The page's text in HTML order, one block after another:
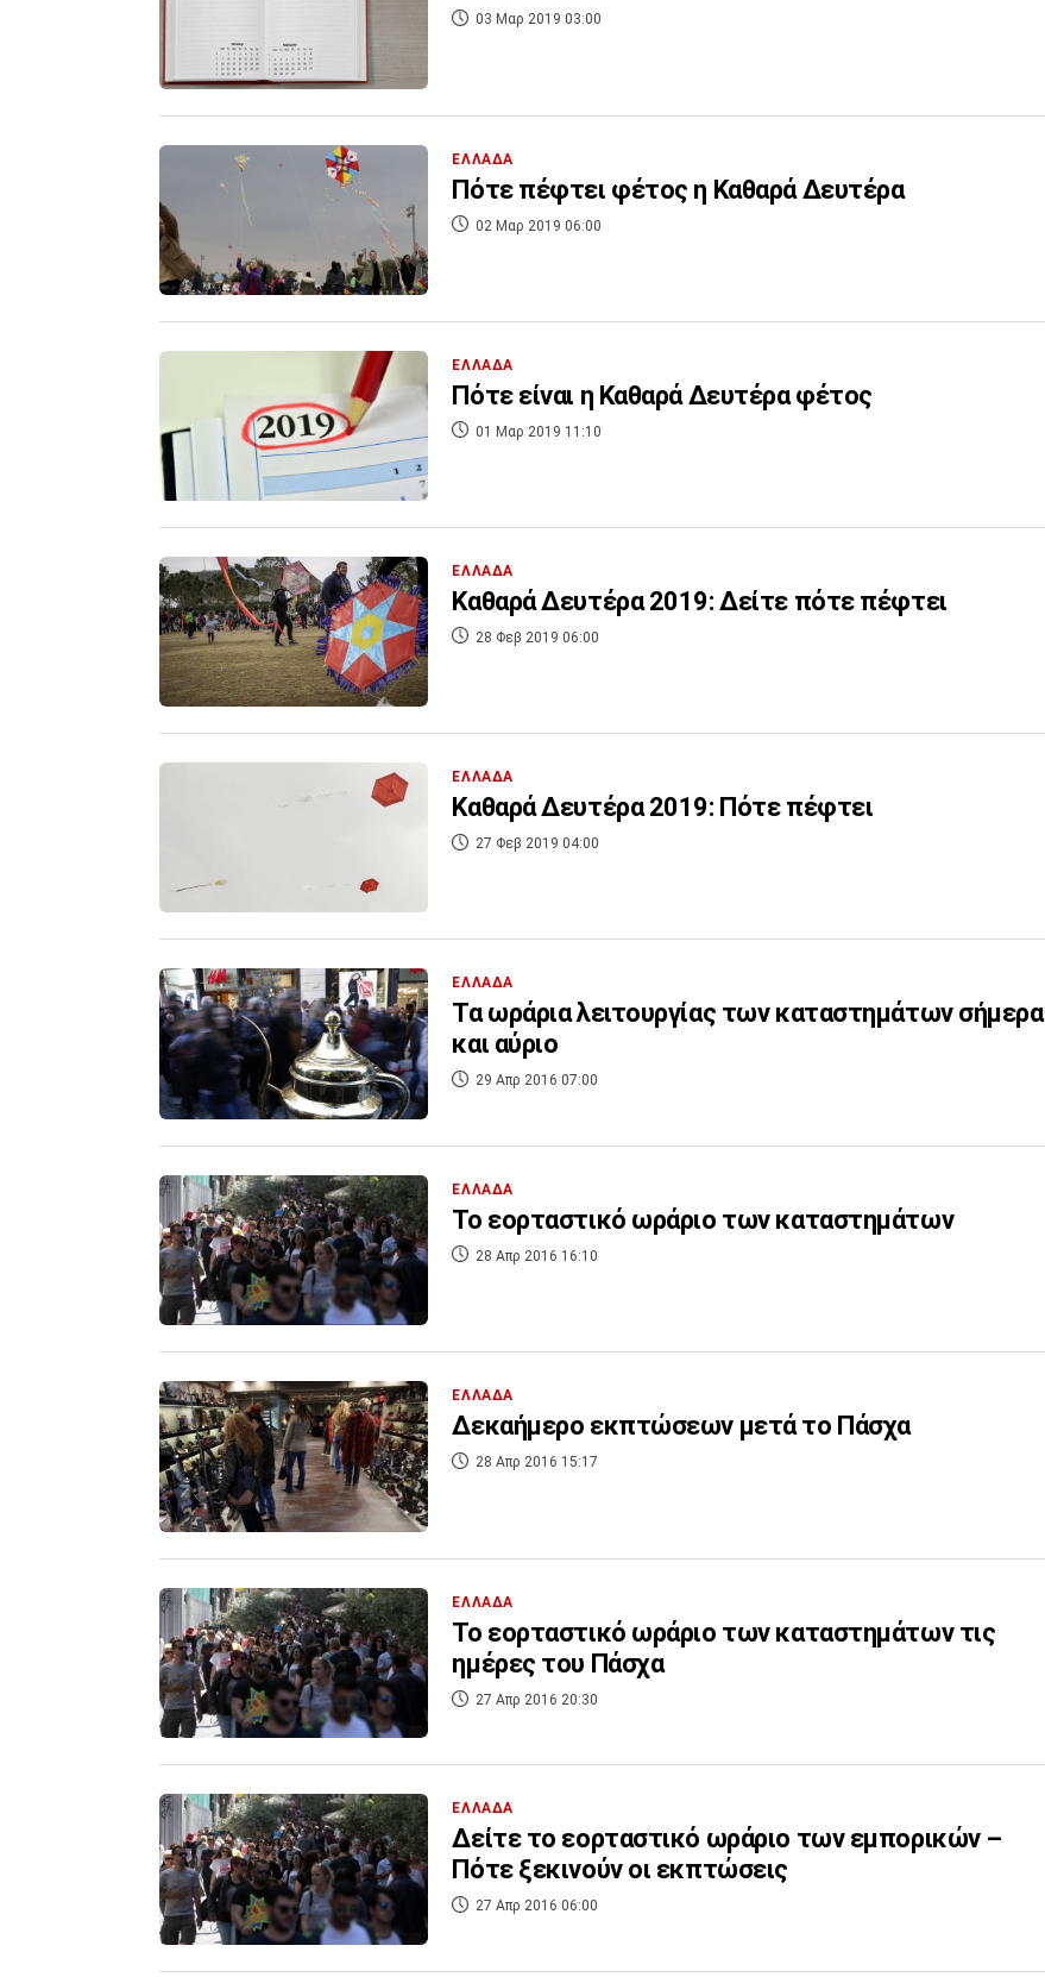
03 Μαρ 2019 03:00
ΕΛΛΑΔΑ
Πότε πέφτει φέτος η Καθαρά Δευτέρα
02 Μαρ 2019 06:00
ΕΛΛΑΔΑ
Πότε είναι η Καθαρά Δευτέρα φέτος
01 Μαρ 2019 11:10
ΕΛΛΑΔΑ
Καθαρά Δευτέρα 2019: Δείτε πότε πέφτει
28 Φεβ 2019 06:00
ΕΛΛΑΔΑ
Καθαρά Δευτέρα 2019: Πότε πέφτει
27 Φεβ 2019 04:00
ΕΛΛΑΔΑ
Τα ωράρια λειτουργίας των καταστημάτων σήμερα
και αύριο
29 Απρ 2016 07:00
ΕΛΛΑΔΑ
Το εορταστικό ωράριο των καταστημάτων
28 Απρ 2016 16:10
ΕΛΛΑΔΑ
Δεκαήμερο εκπτώσεων μετά το Πάσχα
28 Απρ 2016 15:17
ΕΛΛΑΔΑ
Το εορταστικό ωράριο των καταστημάτων τις
ημέρες του Πάσχα
27 Απρ 2016 20:30
ΕΛΛΑΔΑ
Δείτε το εορταστικό ωράριο των εμπορικών –
Πότε ξεκινούν οι εκπτώσεις
27 Απρ 2016 06:00